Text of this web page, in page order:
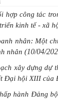
hợp công tác
kinh tế - xã
nhân: Một
nhân (10/04/
xây dựng dự
Đại hội XIII của
hành Đảng